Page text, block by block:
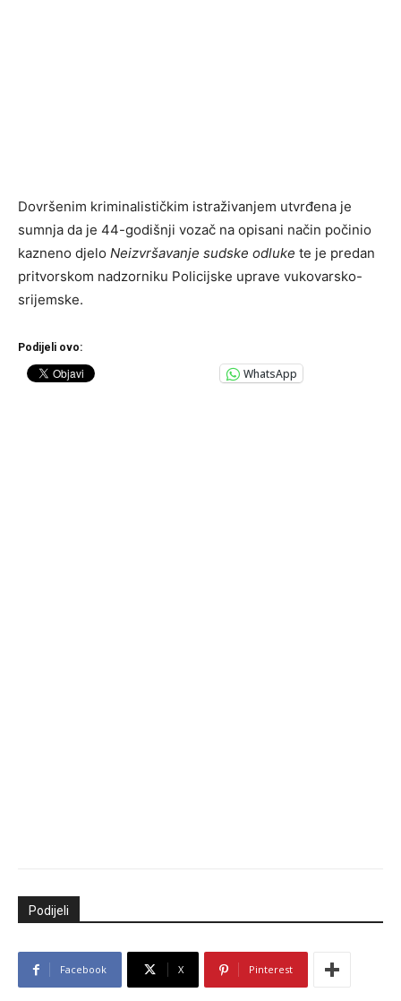
Dovršenim kriminalističkim istraživanjem utvrđena je
sumnja da je 44-godišnji vozač na opisani način počinio
kazneno djelo Neizvršavanje sudske odluke te je predan
pritvorskom nadzorniku Policijske uprave vukovarsko-
srijemske.
Podijeli ovo:
WhatsApp
Podijeli
Facebook X Pinterest